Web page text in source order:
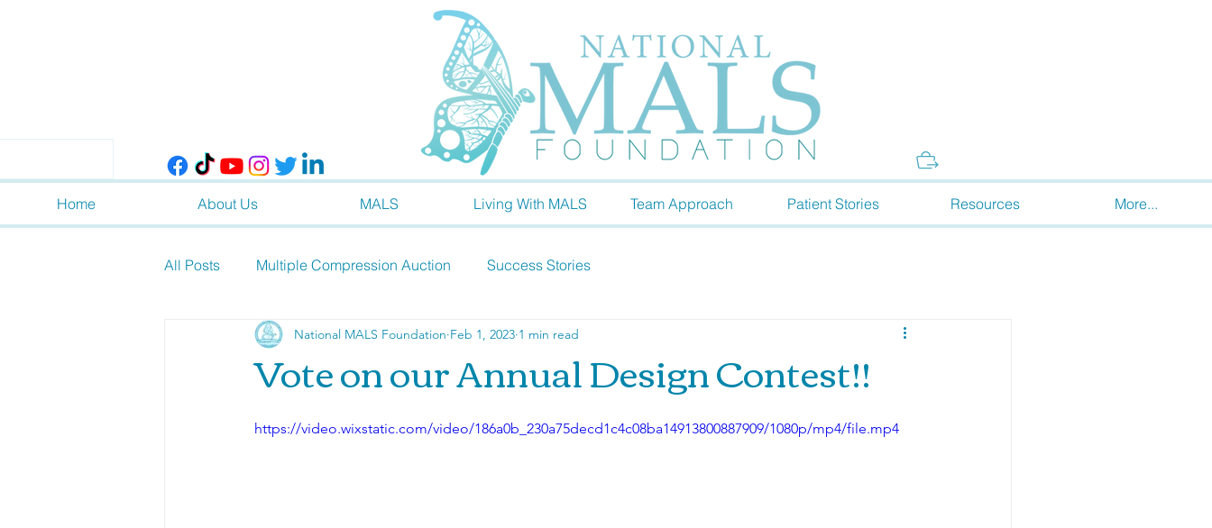
Home About Us MALS Living With MALS Team Approach Patient Stories Resources More...
All Posts Multiple Compression Auction Success Stories
Vote on our Annual Design Contest!!
National MALS Foundation Feb 1, 2023 1 min read
https://video.wixstatic.com/video/186a0b_230a75decd1c4c08ba14913800887909/1080p/mp4/file.mp4